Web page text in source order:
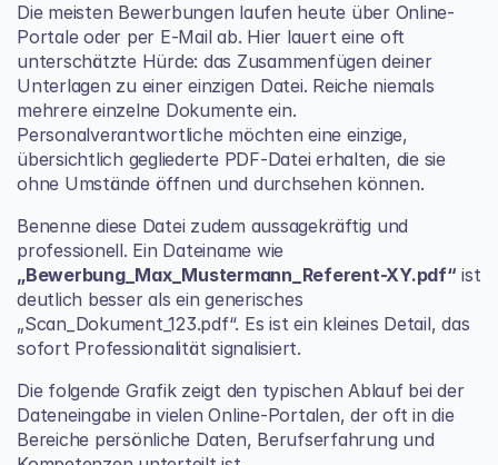
Die meisten Bewerbungen laufen heute über Online-
Portale oder per E-Mail ab. Hier lauert eine oft
unterschätzte Hürde: das Zusammenfügen deiner
Unterlagen zu einer einzigen Datei. Reiche niemals
mehrere einzelne Dokumente ein.
Personalverantwortliche möchten eine einzige,
übersichtlich gegliederte PDF-Datei erhalten, die sie
ohne Umstände öffnen und durchsehen können.
Benenne diese Datei zudem aussagekräftig und
„Bewerbung_Max_Mustermann_Referent-XY.pdf“ ist
deutlich besser als ein generisches
„Scan_Dokument_123.pdf“. Es ist ein kleines Detail, das
sofort Professionalität signalisiert.
Die folgende Grafik zeigt den typischen Ablauf bei der
Dateneingabe in vielen Online-Portalen, der oft in die
Bereiche persönliche Daten, Berufserfahrung und